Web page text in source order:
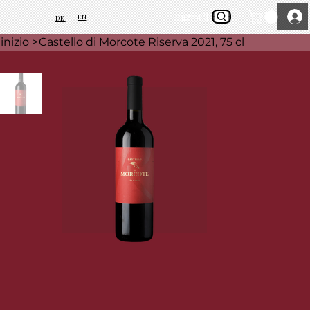
DE EN inizioChi siamo
inizio >Castello di Morcote Riserva 2021, 75 cl